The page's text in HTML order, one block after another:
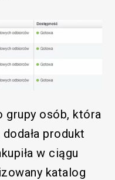
grupy osób, która
produkt
w ciągu
katalog